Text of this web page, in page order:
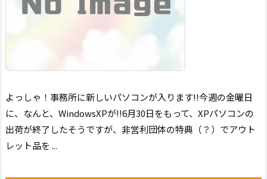
よっしゃ！ 事務所に新しいパソコンが入ります!!今週の金曜日
に、なんと、WindowsXPが!!6月30日をもって、XPパソコンの
出荷が終了したそうですが、 非営利団体の特典（？）でアウト
レット品を ...